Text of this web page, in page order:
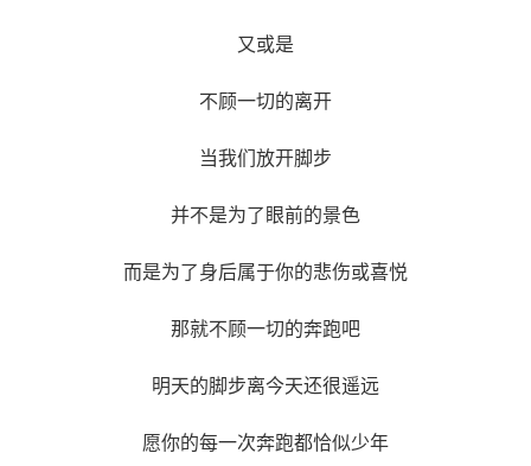
又或是
不顾一切的离开
当我们放开脚步
并不是为了眼前的景色
而是为了身后属于你的悲伤或喜悦
那就不顾一切的奔跑吧
明天的脚步离今天还很遥远
愿你的每一次奔跑都恰似少年